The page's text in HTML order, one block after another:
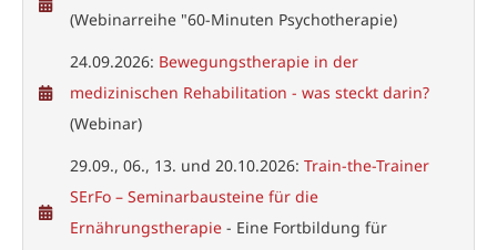
(Webinarreihe "60-Minuten Psychotherapie)
24.09.2026: Bewegungstherapie in der
medizinischen Rehabilitation - was steckt darin?
(Webinar)
29.09., 06., 13. und 20.10.2026: Train-the-Trainer
SErFo – Seminarbausteine für die
Ernährungstherapie - Eine Fortbildung für